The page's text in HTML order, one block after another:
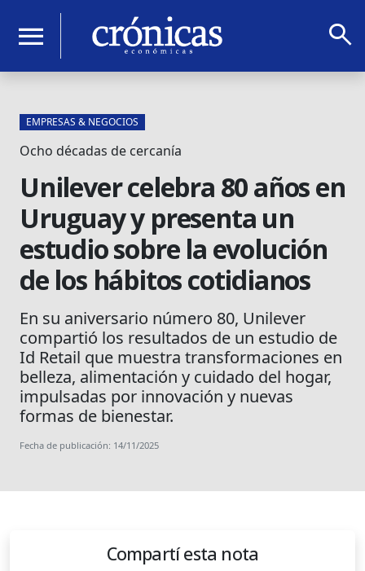
menu search
EMPRESAS & NEGOCIOS
Ocho décadas de cercanía
Unilever celebra 80 años en
Uruguay y presenta un
estudio sobre la evolución
de los hábitos cotidianos
En su aniversario número 80, Unilever
compartió los resultados de un estudio de
Id Retail que muestra transformaciones en
belleza, alimentación y cuidado del hogar,
impulsadas por innovación y nuevas
formas de bienestar.
Fecha de publicación: 14/11/2025
Compartí esta nota